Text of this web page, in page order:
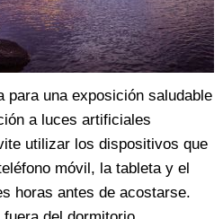
para una exposición saludable
a luces artificiales
utilizar los dispositivos que
móvil, la tableta y el
horas antes de acostarse.